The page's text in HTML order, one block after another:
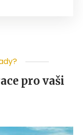
pro vaši